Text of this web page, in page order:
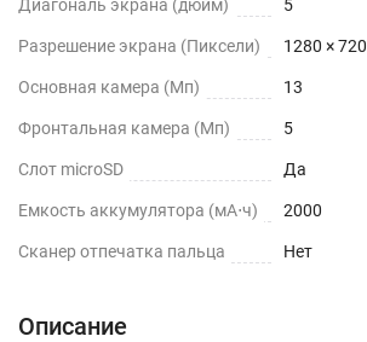
Диагональ экрана (дюйм) 5
Разрешение экрана (Пиксели) 1280 × 720
Основная камера (Мп) 13
Фронтальная камера (Мп) 5
Слот microSD Да
Емкость аккумулятора (мА⋅ч) 2000
Сканер отпечатка пальца Нет
Описание